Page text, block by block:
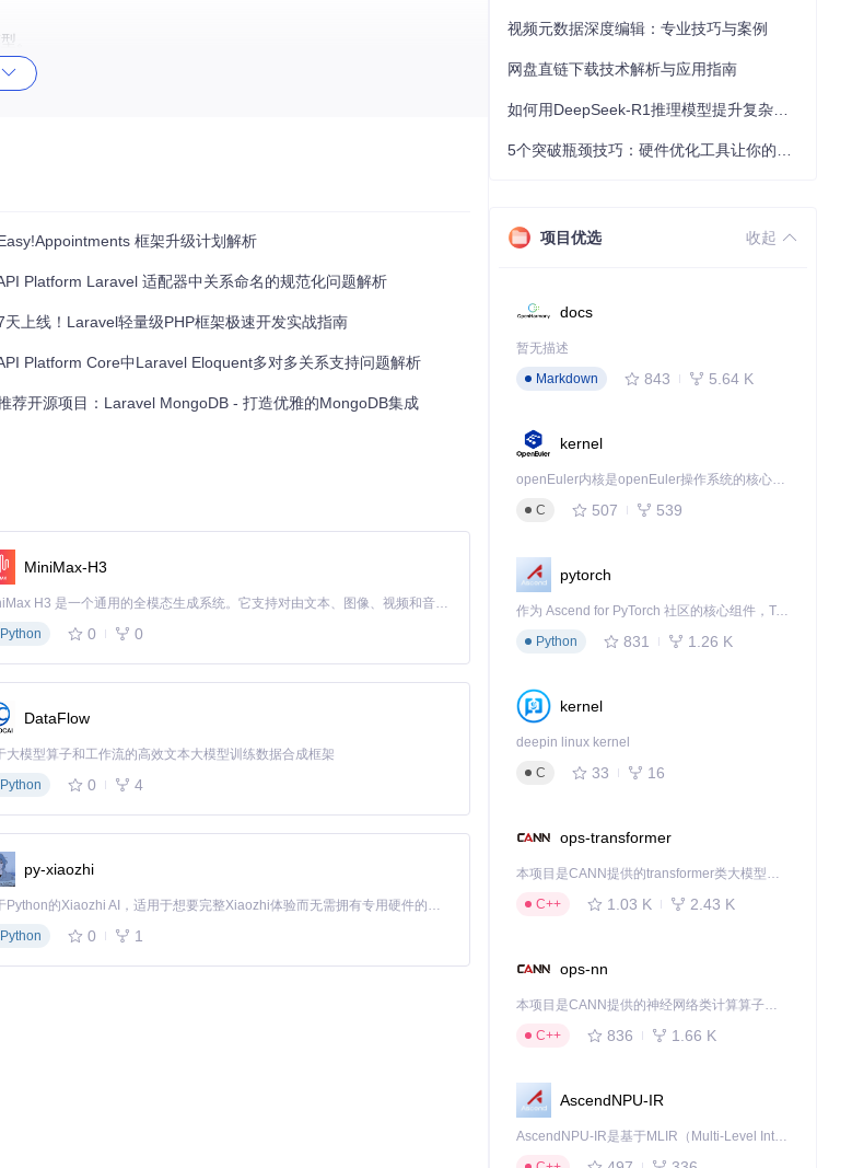
。
框架升级计划解析
Platform Laravel 适配器中关系命名的规范化问题解析
天上线！Laravel轻量级PHP框架极速开发实战指南
Platform Core中Laravel Eloquent多对多关系支持问题解析
荐开源项目：Laravel MongoDB - 打造优雅的MongoDB集成
MiniMax-H3
MiniMax H3 是一个通用的全模态生成系统。它支持对由文本、图像、视频和音频组成的多模态上下文进行统一理解，并能生成分辨率高达 2K、时长可达 15 秒的带原生立体声音频的视频。得益于面向任务泛化的系统设计，H3 在预训练阶段就已具备广泛的多模态上下文理解与生成能力，能够出色地执行复杂的多模态指令。
Python
0 0
DataFlow
大模型算子和工作流的高效文本大模型训练数据合成框架
Python
0 4
py-xiaozhi
基于Python的Xiaozhi AI，适用于想要完整Xiaozhi体验而无需拥有专用硬件的用户。
Python
0 1
视频元数据深度编辑：专业技巧与案例
网盘直链下载技术解析与应用指南
项目优选 收起
docs
暂无描述
Markdown
843 5.64 K
kernel
openEuler内核是openEuler操作系统的核心，既是系统性能与稳定性的基石，也是连接处理器、设备与服务的桥梁。
C
507 539
pytorch
作为 Ascend for PyTorch 社区的核心组件，TorchNPU 是昇腾专为 PyTorch 打造的深度学习适配插件，使 PyTorch 框架能够直接调用昇腾 NPU，为开发者提供昇腾 AI 处理器的超强算力。
Python
831 1.26 K
kernel
deepin linux kernel
C
33 16
ops-transformer
本项目是CANN提供的transformer类大模型算子库，实现网络在NPU上加速计算。
C++
1.03 K 2.43 K
ops-nn
本项目是CANN提供的神经网络类计算算子库，实现网络在NPU上加速计算。
C++
836 1.66 K
AscendNPU-IR
AscendNPU-IR是基于MLIR（Multi-Level Intermediate Representation）构建的，面向昇腾亲和算子编译时使用的中间表示，提供昇腾完备表达能力，通过编译优化提升昇腾AI处理器计算效率，支持通过生态框架使能昇腾AI处理器与深度调优